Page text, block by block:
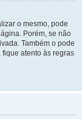
o mesmo, pode
Porém, se não
Também o pode
atento às regras